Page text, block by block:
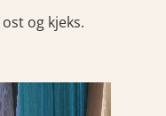
og kjeks.